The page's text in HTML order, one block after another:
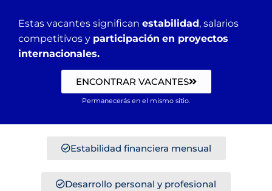
Estas vacantes significan estabilidad, salarios
competitivos y participación en proyectos
internacionales.
ENCONTRAR VACANTES
Permanecerás en el mismo sitio.
Estabilidad financiera mensual
Desarrollo personal y profesional